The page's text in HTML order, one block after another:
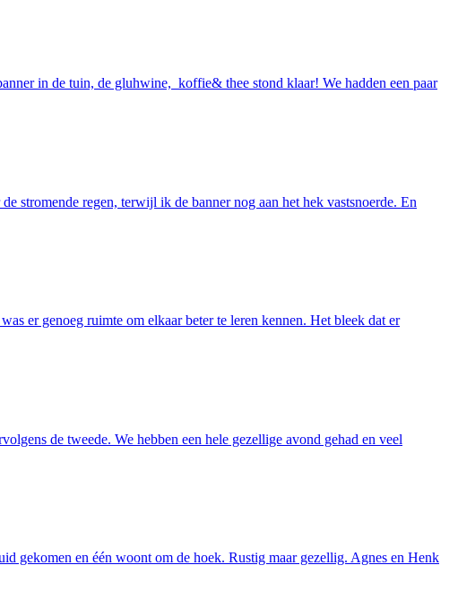
in de tuin, de gluhwine, koffie& thee stond klaar! We hadden een paar
stromende regen, terwijl ik de banner nog aan het hek vastsnoerde. En
er genoeg ruimte om elkaar beter te leren kennen. Het bleek dat er
de tweede. We hebben een hele gezellige avond gehad en veel
gekomen en één woont om de hoek. Rustig maar gezellig. Agnes en Henk